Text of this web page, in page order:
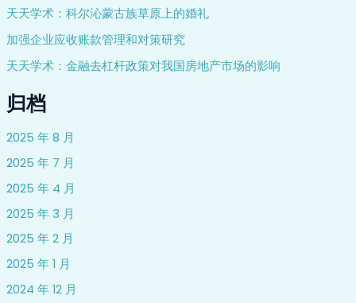
天天学术：科尔沁蒙古族草原上的婚礼
加强企业应收账款管理和对策研究
天天学术：金融去杠杆政策对我国房地产市场的影响
归档
2025 年 8 月
2025 年 7 月
2025 年 4 月
2025 年 3 月
2025 年 2 月
2025 年 1 月
2024 年 12 月